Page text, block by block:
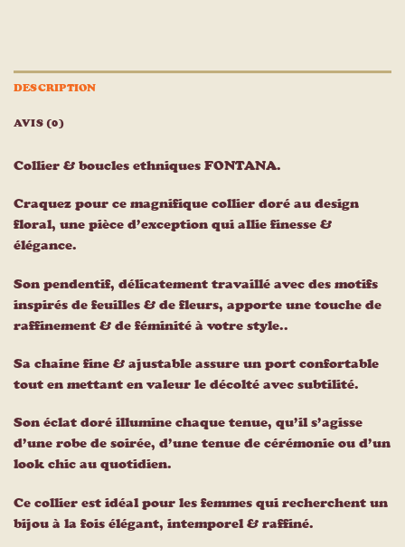
DESCRIPTION
AVIS (0)
Collier & boucles ethniques FONTANA.
Craquez pour ce magnifique collier doré au design
floral, une pièce d’exception qui allie finesse &
élégance.
Son pendentif, délicatement travaillé avec des motifs
inspirés de feuilles & de fleurs, apporte une touche de
raffinement & de féminité à votre style..
Sa chaine fine & ajustable assure un port confortable
tout en mettant en valeur le décolté avec subtilité.
Son éclat doré illumine chaque tenue, qu’il s’agisse
d’une robe de soirée, d’une tenue de cérémonie ou d’un
look chic au quotidien.
Ce collier est idéal pour les femmes qui recherchent un
bijou à la fois élégant, intemporel & raffiné.